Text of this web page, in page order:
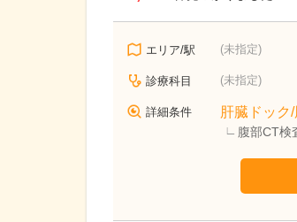
エリア/駅 (未指定)
診療科目 (未指定)
詳細条件 肝臓ドック
腹部CT検